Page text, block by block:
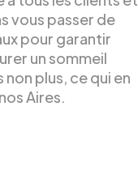
vous passer de
pour garantir
un sommeil
plus, ce qui en
Aires.